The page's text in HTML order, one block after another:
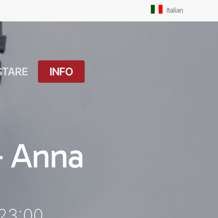
Italian
INFO
Orari Messe: Festivo
Anna